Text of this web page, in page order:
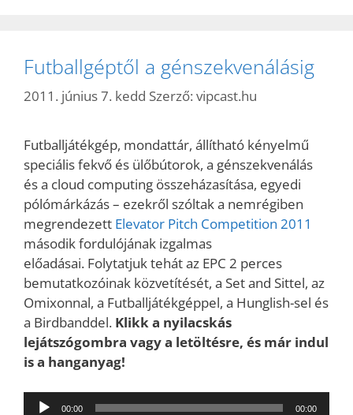
Futballgéptől a génszekvenálásig
2011. június 7. kedd Szerző: vipcast.hu
Futballjátékgép, mondattár, állítható kényelmű
speciális fekvő és ülőbútorok, a génszekvenálás
és a cloud computing összeházasítása, egyedi
pólómárkázás – ezekről szóltak a nemrégiben
megrendezett Elevator Pitch Competition 2011
második fordulójának izgalmas
előadásai. Folytatjuk tehát az EPC 2 perces
bemutatkozóinak közvetítését, a Set and Sittel, az
Omixonnal, a Futballjátékgéppel, a Hunglish-sel és
a Birdbanddel. Klikk a nyilacskás
lejátszógombra vagy a letöltésre, és már indul
is a hanganyag!
Audió
00:00 00:00